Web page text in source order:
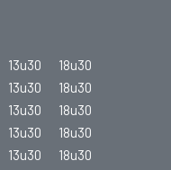
13u30
18u30
13u30
18u30
13u30
18u30
13u30
18u30
13u30
18u30